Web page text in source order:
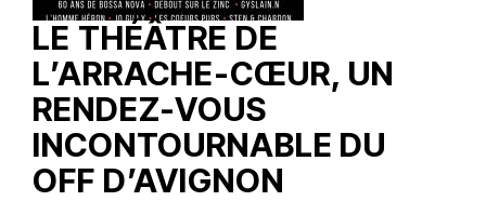
LE THÉÂTRE DE
L’ARRACHE-CŒUR, UN
RENDEZ-VOUS
INCONTOURNABLE DU
OFF D’AVIGNON